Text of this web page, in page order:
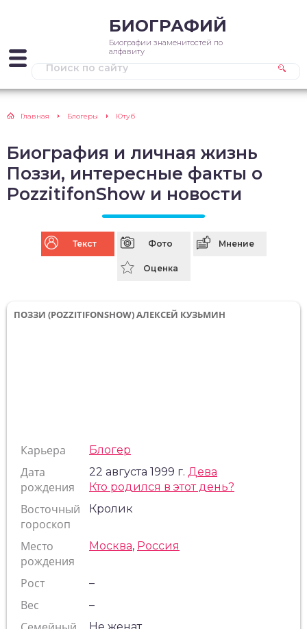
БИОГРАФИЙ
Биографии знаменитостей по
алфавиту
Главная Блогеры Ютуб
Биография и личная жизнь
Поззи, интересные факты о
PozzitifonShow и новости
Текст Фото Мнение
Оценка
ПОЗЗИ (POZZITIFONSHOW) АЛЕКСЕЙ КУЗЬМИН
Карьера Блогер
Дата
рождения
22 августа 1999 г. Дева
Кто родился в этот день?
Восточный
гороскоп
Кролик
Место
рождения
Москва, Россия
Рост –
Вес –